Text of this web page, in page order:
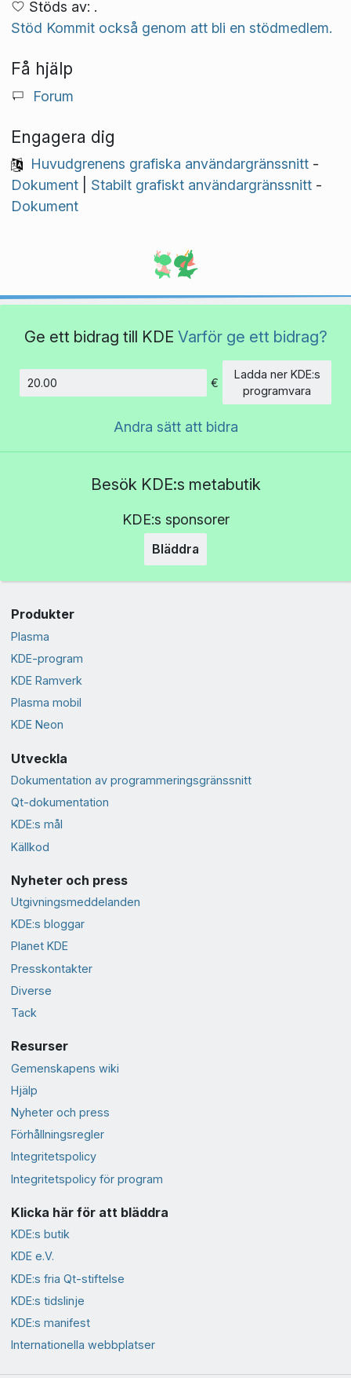
Stöds av: .
Stöd Kommit också genom att bli en stödmedlem.
Få hjälp
Forum
Engagera dig
Huvudgrenens grafiska användargränssnitt-
Dokument| Stabilt grafiskt användargränssnitt-
Dokument
Ge ett bidrag till KDE Varför ge ett bidrag?
€
Ladda ner KDE:s
programvara
Andra sätt att bidra
Besök KDE:s metabutik
KDE:s sponsorer
Bläddra
Produkter
Plasma
KDE-program
KDE Ramverk
Plasma mobil
KDE Neon
Utveckla
Dokumentation av programmeringsgränssnitt
Qt-dokumentation
KDE:s mål
Källkod
Nyheter och press
Utgivningsmeddelanden
KDE:s bloggar
Planet KDE
Presskontakter
Diverse
Tack
Resurser
Gemenskapens wiki
Hjälp
Nyheter och press
Förhållningsregler
Integritetspolicy
Integritetspolicy för program
Klicka här för att bläddra
KDE:s butik
KDE e.V.
KDE:s fria Qt-stiftelse
KDE:s tidslinje
KDE:s manifest
Internationella webbplatser